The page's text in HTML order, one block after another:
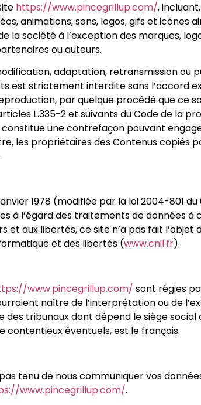
https://www.pincegrillup.com/,
animations, sons, logos, gifs et icônes
la société à l’exception des marques,
ou auteurs.
adaptation, retransmission ou
est strictement interdite sans l’accord
par quelque procédé que ce
L.335-2 et suivants du Code de la
une contrefaçon pouvant
les propriétaires des Contenus copiés
1978 (modifiée par la loi 2004-801
à l’égard des traitements de données
et aux libertés, ce site n’a pas fait l’objet
et des libertés (www.cnil.fr).
www.pincegrillup.com/ sont régies
naître de l’interprétation ou de
tribunaux dont dépend le siège social
éventuels, est le français.
tenu de nous communiquer vos
www.pincegrillup.com/.